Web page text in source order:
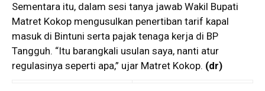
Sementara itu, dalam sesi tanya jawab Wakil Bupati
Matret Kokop mengusulkan penertiban tarif kapal
masuk di Bintuni serta pajak tenaga kerja di BP
Tangguh. “Itu barangkali usulan saya, nanti atur
regulasinya seperti apa,” ujar Matret Kokop. (dr)